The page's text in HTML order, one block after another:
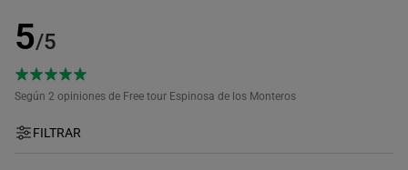
5/5
Según 2 opiniones de Free tour Espinosa de los Monteros
FILTRAR